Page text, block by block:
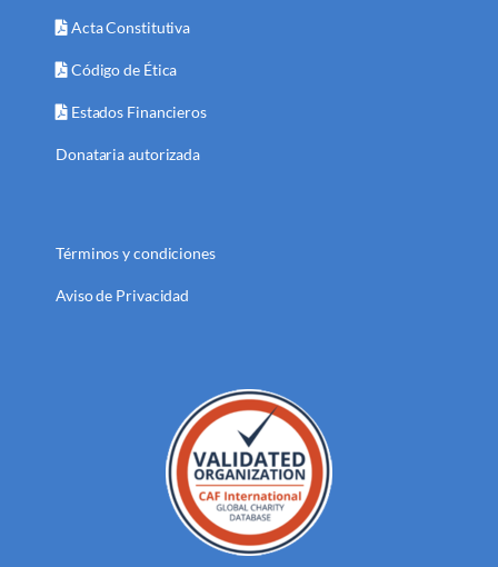
Acta Constitutiva
Código de Ética
Estados Financieros
Donataria autorizada
Términos y condiciones
Aviso de Privacidad